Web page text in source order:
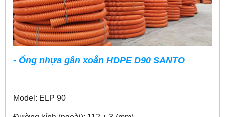
- Ống nhựa gân xoắn HDPE D90 SANTO
Model: ELP 90